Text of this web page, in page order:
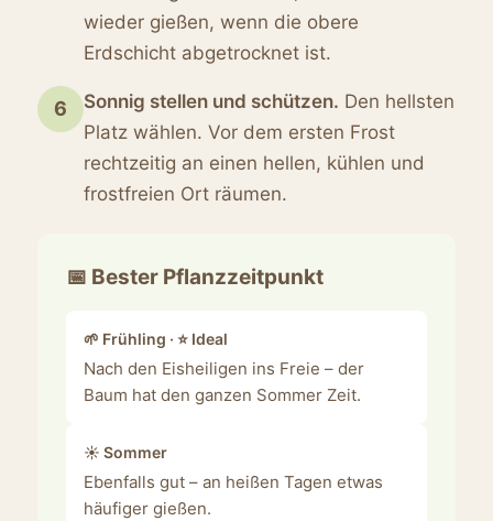
wieder gießen, wenn die obere
Erdschicht abgetrocknet ist.
6 Sonnig stellen und schützen. Den hellsten
Platz wählen. Vor dem ersten Frost
rechtzeitig an einen hellen, kühlen und
frostfreien Ort räumen.
📅 Bester Pflanzzeitpunkt
🌱 Frühling · ⭐ Ideal
Nach den Eisheiligen ins Freie – der
Baum hat den ganzen Sommer Zeit.
☀️ Sommer
Ebenfalls gut – an heißen Tagen etwas
häufiger gießen.